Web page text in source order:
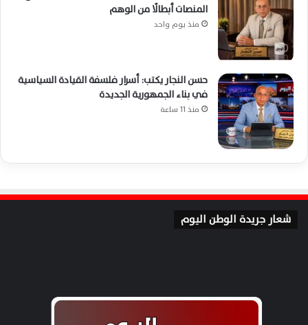
المنصات أبطالًا من الوهم
منذ يوم واحد
حسن النجار يكتب: أسرار فلسفة القيادة السياسية
في بناء الجمهورية الجديدة
منذ 11 ساعة
شعار جريدة الوطن اليوم